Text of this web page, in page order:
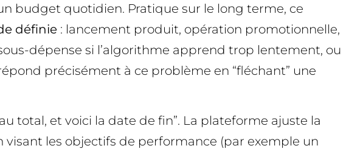
budget quotidien. Pratique sur le long terme, ce
définie : lancement produit, opération promotionnelle,
dépense si l’algorithme apprend trop lentement, ou
précisément à ce problème en “fléchant” une
total, et voici la date de fin”. La plateforme ajuste la
les objectifs de performance (par exemple un